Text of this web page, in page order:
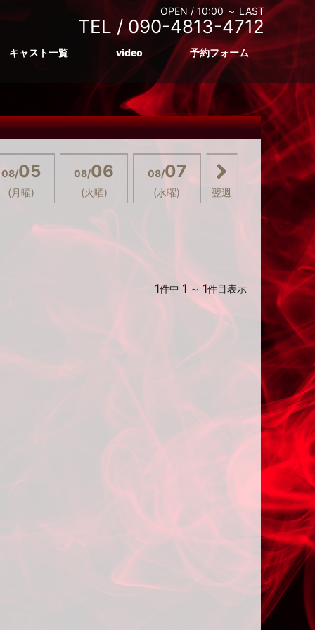
OPEN / 10:00 ～ LAST
TEL /090-4813-4712
キャスト一覧 video 予約フォーム
08/05
(月曜)
08/06
(火曜)
08/07
(水曜) 翌週
1件中 1 ～ 1件目表示